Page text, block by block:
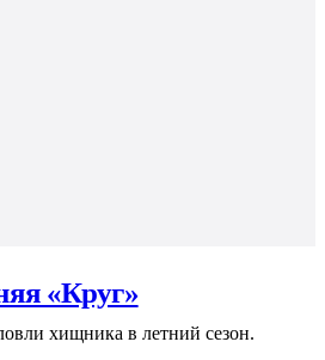
«Круг»
хищника в летний сезон.